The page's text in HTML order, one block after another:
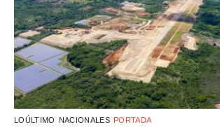
LOÚLTIMO NACIONALES PORTADA